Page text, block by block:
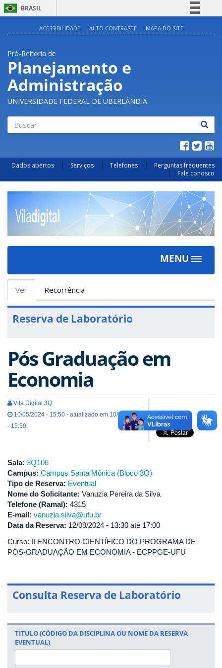
BRASIL
Acesso à informação
ACESSIBILIDADE ALTO CONTRASTE MAPA DO SITE
Pró-Reitoria de
Planejamento e
Administração
UNIVERSIDADE FEDERAL DE UBERLÂNDIA
Dados abertos Serviços Telefones
Perguntas frequentes
Fale conosco
MENU
Toggle
Abas
primárias
Ver
ativa)
Recorrência
Reserva de Laboratório
Pós Graduação em
Economia
Vila Digital 3Q
10/05/2024 - 15:50 - atualizado em 10/05/2024
- 15:50
Sala: 3Q106
Campus: Campus Santa Mônica (Bloco 3Q)
Tipo de Reserva: Eventual
Nome do Solicitante: Vanuzia Pereira da Silva
Telefone (Ramal): 4315
E-mail: vanuzia.silva@ufu.br
Data da Reserva: 12/09/2024 - 13:30 até 17:00
Curso: II ENCONTRO CIENTÍFICO DO PROGRAMA DE
PÓS-GRADUAÇÃO EM ECONOMIA - ECPPGE-UFU
Consulta Reserva de Laboratório
TITULO (CÓDIGO DA DISCIPLINA OU NOME DA RESERVA
EVENTUAL)